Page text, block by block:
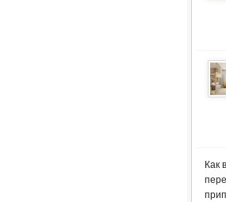
Как